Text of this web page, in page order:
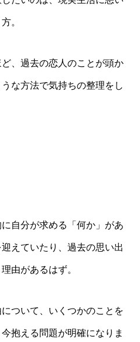
。
、過去の恋人のことが頭か
な方法で気持ちの整理をし
自分が求める「何か」があ
えていたり、過去の思い出
由があるはず。
ついて、いくつかのことを
抱える問題が明確になりま